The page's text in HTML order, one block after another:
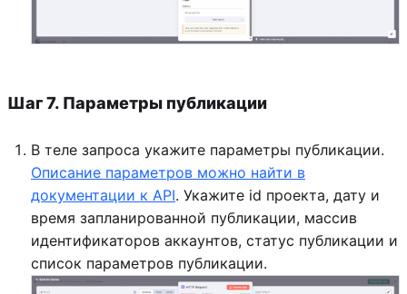
Шаг 7. Параметры публикации
В теле запроса укажите параметры публикации.
Описание параметров можно найти в
документации к API. Укажите id проекта, дату и
время запланированной публикации, массив
идентификаторов аккаунтов, статус публикации и
список параметров публикации.